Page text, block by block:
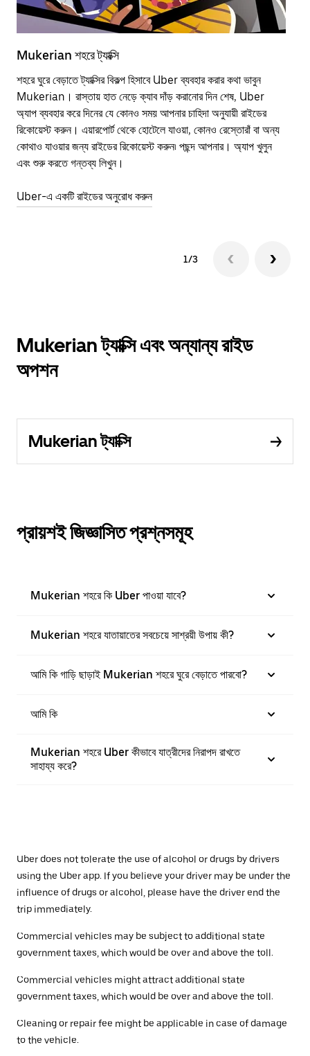
Mukerian শহরে ট্যাক্সি
শহরে ঘুরে বেড়াতে ট্যাক্সির বিকল্প হিসাবে Uber ব্যবহার করার কথা ভাবুন
Mukerian। রাস্তায় হাত নেড়ে ক্যাব দাঁড় করানোর দিন শেষ, Uber
অ্যাপ ব্যবহার করে দিনের যে কোনও সময় আপনার চাহিদা অনুযায়ী রাইডের
রিকোয়েস্ট করুন। এয়ারপোর্ট থেকে হোটেলে যাওয়া, কোনও রেস্তোরাঁ বা অন্য
কোথাও যাওয়ার জন্য রাইডের রিকোয়েস্ট করুন৷ পছন্দ আপনার। অ্যাপ খুলুন
এবং শুরু করতে গন্তব্য লিখুন।
Uber-এ একটি রাইডের অনুরোধ করুন
1/3
Mukerian ট্যাক্সি এবং অন্যান্য রাইড
অপশন
Mukerian ট্যাক্সি
প্রায়শই জিজ্ঞাসিত প্রশ্নসমূহ
Mukerian শহরে কি Uber পাওয়া যাবে?
Mukerian শহরে যাতায়াতের সবচেয়ে সাশ্রয়ী উপায় কী?
আমি কি গাড়ি ছাড়াই Mukerian শহরে ঘুরে বেড়াতে পারবো?
আমি কি
Mukerian শহরে Uber কীভাবে যাত্রীদের নিরাপদ রাখতে
সাহায্য করে?
Uber does not tolerate the use of alcohol or drugs by drivers
using the Uber app. If you believe your driver may be under the
influence of drugs or alcohol, please have the driver end the
trip immediately.
Commercial vehicles may be subject to additional state
government taxes, which would be over and above the toll.
Commercial vehicles might attract additional state
government taxes, which would be over and above the toll.
Cleaning or repair fee might be applicable in case of damage
to the vehicle.